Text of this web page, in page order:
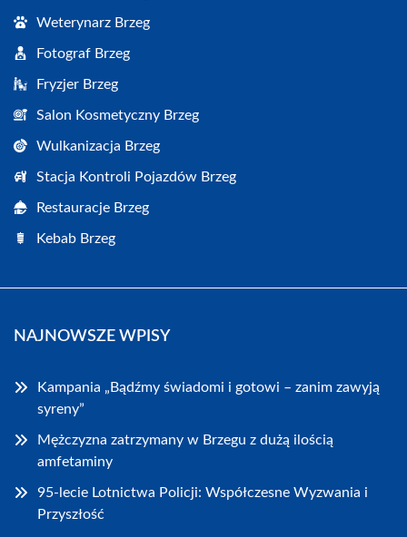
Weterynarz Brzeg
Fotograf Brzeg
Fryzjer Brzeg
Salon Kosmetyczny Brzeg
Wulkanizacja Brzeg
Stacja Kontroli Pojazdów Brzeg
Restauracje Brzeg
Kebab Brzeg
NAJNOWSZE WPISY
Kampania „Bądźmy świadomi i gotowi – zanim zawyją
syreny”
Mężczyzna zatrzymany w Brzegu z dużą ilością
amfetaminy
95-lecie Lotnictwa Policji: Współczesne Wyzwania i
Przyszłość